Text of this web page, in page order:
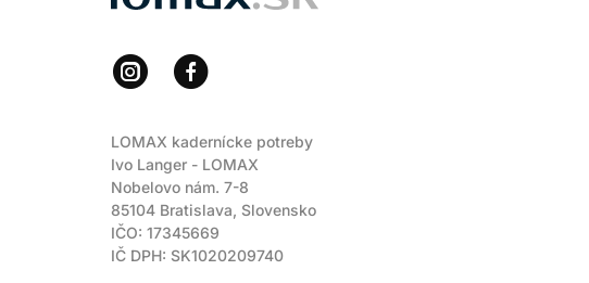
LOMAX kadernícke potreby
Ivo Langer - LOMAX
Nobelovo nám. 7-8
85104 Bratislava, Slovensko
IČO: 17345669
IČ DPH: SK1020209740